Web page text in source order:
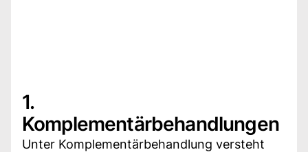
1.
Komplementärbehandlungen
Unter Komplementärbehandlung versteht